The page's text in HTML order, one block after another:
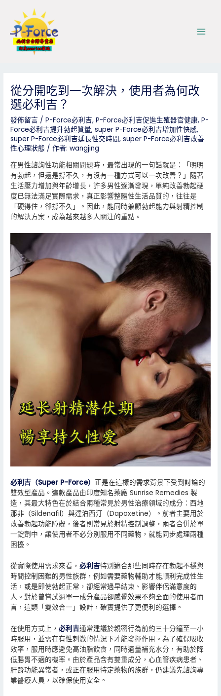
從分開吃到一次解決，使用者為何改
選必利吉？
發佈留言 /P-Force必利吉,P-Force必利吉促進生殖器官健康,P-
Force必利吉提升勃起質量,super P-Force必利吉增加性快感,
super P-Force必利吉延長性交時間,super P-Force必利吉改善
性心理狀態 / 作者:wangjing
在男性諮詢性功能相關問題時，最常出現的一句話就是：「明明
有勃起，但還是撐不久，有沒有一種方式可以一次改善？」隨著
生活壓力增加與年齡增長，許多男性逐漸發現，單純改善勃起硬
度已無法滿足實際需求，真正影響整體性生活品質的，往往是
「硬得住，卻撐不久」。因此，能同時兼顧勃起能力與射精控制
的解決方案，成為越來越多人關注的重點。
必利吉（Super P-Force）正是在這樣的需求背景下受到討論的
雙效型產品。這款產品由印度知名藥廠 Sunrise Remedies 製
造，其最大特色在於結合兩種常見於男性治療領域的成分：西地
那非（Sildenafil）與達泊西汀（Dapoxetine）。前者主要用於
改善勃起功能障礙，後者則常見於射精控制調整，兩者合併於單
一錠劑中，讓使用者不必分別服用不同藥物，就能同步處理兩種
困擾。
從實際使用需求來看，必利吉特別適合那些同時存在勃起不穩與
時間控制困難的男性族群，例如需要藥物輔助才能順利完成性生
活，或是即使勃起正常，卻經常過早結束、影響伴侶滿意度的
人。對於曾嘗試過單一成分產品卻感覺效果不夠全面的使用者而
言，這類「雙效合一」設計，確實提供了更便利的選擇。
在使用方式上，必利吉通常建議於親密行為前約三十分鐘至一小
時服用，並需在有性刺激的情況下才能發揮作用。為了確保吸收
效率，服用時應避免高油脂飲食，同時適量補充水分，有助於降
低腸胃不適的機率。由於產品含有雙重成分，心血管疾病患者、
肝腎功能異常者，或正在服用特定藥物的族群，仍建議先諮詢專
業醫療人員，以確保使用安全。
navigation